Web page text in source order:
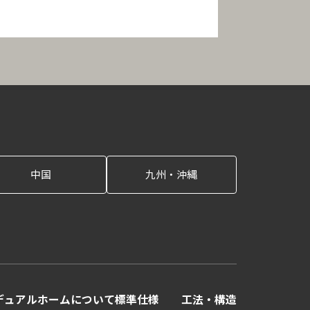
中国 九州・沖縄
ュアルホームについて標準仕様 工法・構造